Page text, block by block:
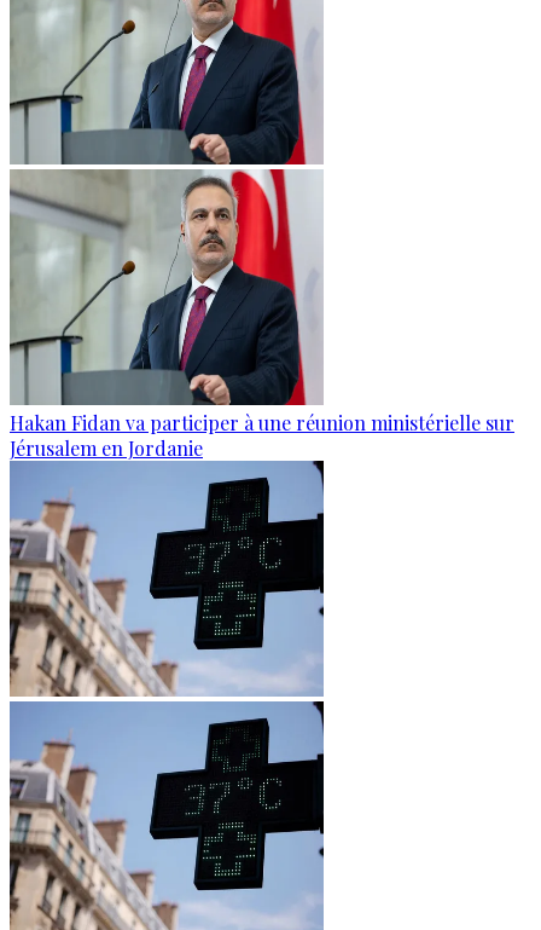
Hakan Fidan va participer à une réunion ministérielle sur
Jérusalem en Jordanie